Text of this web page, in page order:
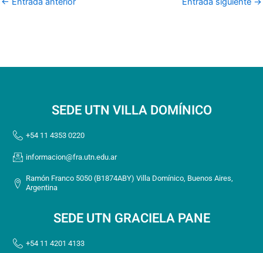
SEDE UTN VILLA DOMÍNICO
+54 11 4353 0220
informacion@fra.utn.edu.ar
Ramón Franco 5050 (B1874ABY) Villa Domínico, Buenos Aires,
Argentina
SEDE UTN GRACIELA PANE
+54 11 4201 4133